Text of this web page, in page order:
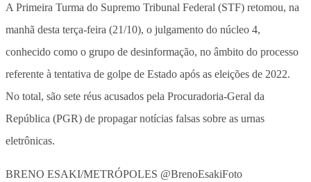
A Primeira Turma do Supremo Tribunal Federal (STF) retomou, na
manhã desta terça-feira (21/10), o julgamento do núcleo 4,
conhecido como o grupo de desinformação, no âmbito do processo
referente à tentativa de golpe de Estado após as eleições de 2022.
No total, são sete réus acusados pela Procuradoria-Geral da
República (PGR) de propagar notícias falsas sobre as urnas
eletrônicas.
BRENO ESAKI/METRÓPOLES @BrenoEsakiFoto